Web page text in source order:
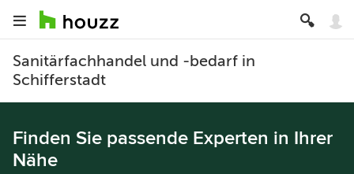
Sanitärfachhandel und -bedarf in
Schifferstadt
Finden Sie passende Experten in Ihrer
Nähe